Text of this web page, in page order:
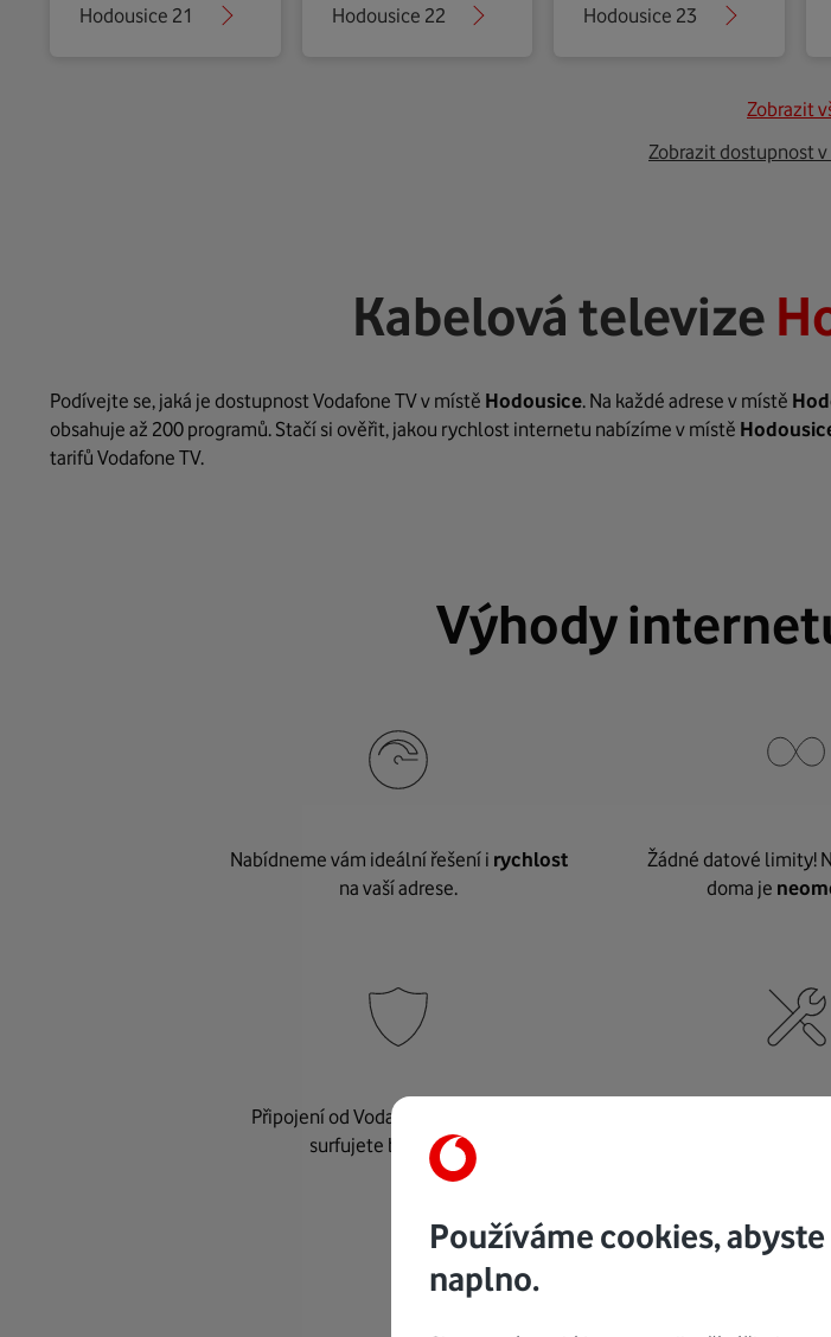
Hodousice 21 Hodousice 22 Hodousice 23
Zobrazit
Zobrazit dostupnost
Kabelová televize
Podívejte se, jaká je dostupnost Vodafone TV v místě Hodousice. Na každé adrese v místě
obsahuje až 200 programů. Stačí si ověřit, jakou rychlost internetu nabízíme v místě
tarifů Vodafone TV.
Výhody
Nabídneme vám ideální řešení i rychlost
na vaší adrese.
Žádné datové limity!
doma je
Připojení od Vodafonu je
surfujete bez starostí.
Používáme cookies,
naplno.